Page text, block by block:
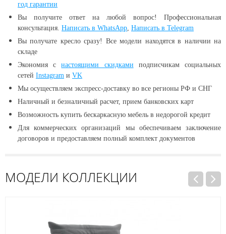
год гарантии
Вы получите ответ на любой вопрос! Профессиональная
консультация. Написать в WhatsApp, Написать в Telegram
Вы получате кресло сразу! Все модели находятся в наличии на
складе
Экономия снастоящими скидками подписчикам социальных
сетей Instagram и VK
Мы осуществляем экспресс-доставку во все регионы РФ и СНГ
Наличный и безналичный расчет, прием банковских карт
Возможность купить бескаркасную мебель в недорогой кредит
Для коммерческих организаций мы обеспечиваем заключение
договоров и предоставляем полный комплект документов
МОДЕЛИ КОЛЛЕКЦИИ